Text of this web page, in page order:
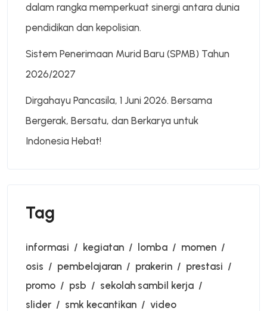
dalam rangka memperkuat sinergi antara dunia
pendidikan dan kepolisian.
Sistem Penerimaan Murid Baru (SPMB) Tahun
2026/2027
Dirgahayu Pancasila, 1 Juni 2026. Bersama
Bergerak, Bersatu, dan Berkarya untuk
Indonesia Hebat!
Tag
informasi kegiatan lomba
momen
osis
pembelajaran prakerin
prestasi
promo
psb
sekolah sambil kerja
slider
smk kecantikan video